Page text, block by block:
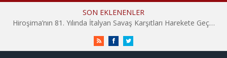
SON EKLENENLER
RSS FacebookTwitter